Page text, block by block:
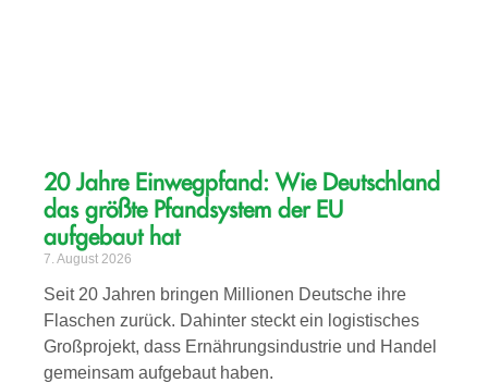
20 Jahre Einwegpfand: Wie Deutschland
das größte Pfandsystem der EU
aufgebaut hat
7. August 2026
Seit 20 Jahren bringen Millionen Deutsche ihre
Flaschen zurück. Dahinter steckt ein logistisches
Großprojekt, dass Ernährungsindustrie und Handel
gemeinsam aufgebaut haben.